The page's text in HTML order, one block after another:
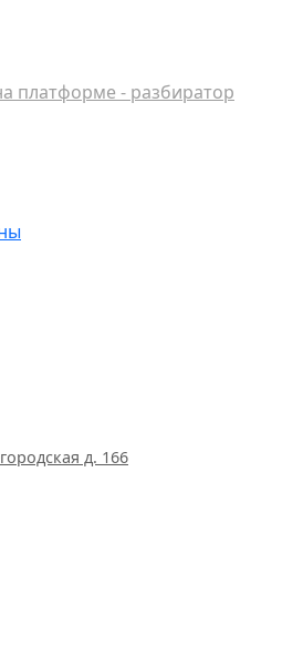
платформе - разбиратор
д. 166